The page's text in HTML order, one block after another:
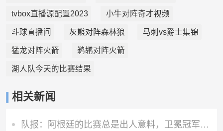
tvbox直播源配置2023 小牛对阵奇才视频
斗球直播间 灰熊对阵森林狼 马刺vs爵士集锦
猛龙对阵火箭 鹈鹕对阵火箭
湖人队今天的比赛结果
相关新闻
队报：阿根廷的比赛总是出人意料，卫冕冠军似乎收到了某种偏袒